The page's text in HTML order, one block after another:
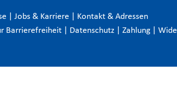
Jobs & Karriere
Kontakt & Adressen
Barrierefreiheit Datenschutz Zahlung